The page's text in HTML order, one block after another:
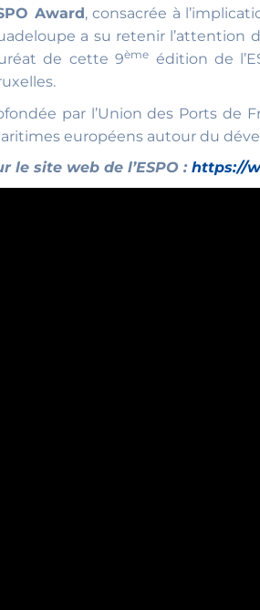
Award, consacrée à
a su retenir l’attention
de cette 9ème édition de
par l’Union des Ports de
européens autour du
le site web de l’ESPO : https://